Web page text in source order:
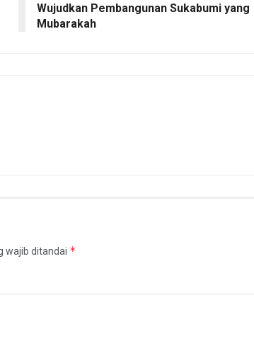
Wujudkan Pembangunan Sukabumi yang
Mubarakah
wajib ditandai *